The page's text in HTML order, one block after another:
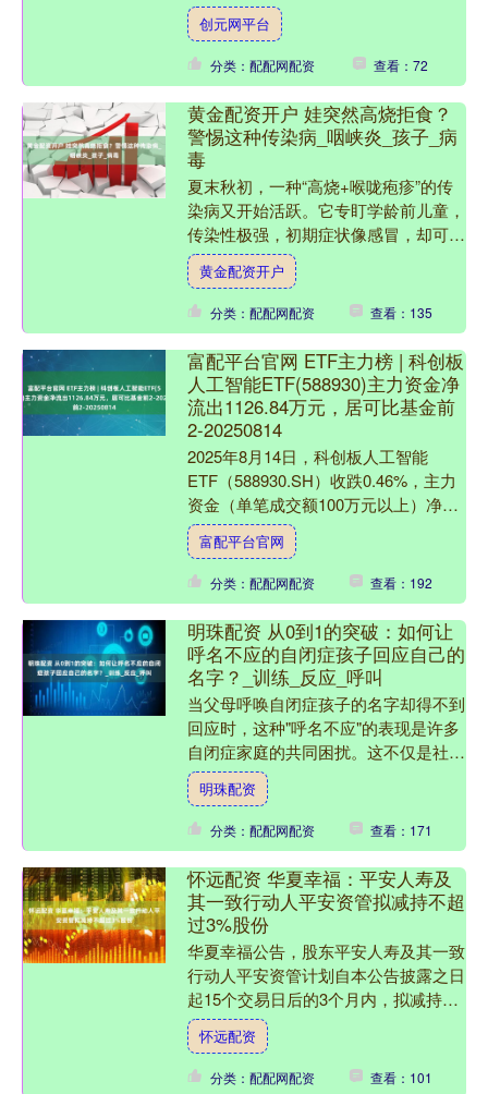
英（杭州）科技有限公司。截至本公告
披露日，....
创元网平台
分类：配配网配资 查看：72
黄金配资开户 娃突然高烧拒食？
警惕这种传染病_咽峡炎_孩子_病
毒
夏末秋初，一种“高烧+喉咙疱疹”的传
染病又开始活跃。它专盯学龄前儿童，
传染性极强，初期症状像感冒，却可能
让孩子疼到拒绝喝水吃饭。这就是疱疹
性咽峡炎。 一、什么是....
黄金配资开户
分类：配配网配资 查看：135
富配平台官网 ETF主力榜 | 科创板
人工智能ETF(588930)主力资金净
流出1126.84万元，居可比基金前
2-20250814
2025年8月14日，科创板人工智能
ETF（588930.SH）收跌0.46%，主力
资金（单笔成交额100万元以上）净流
出1126.84万元，居可比基金前2。 ....
富配平台官网
分类：配配网配资 查看：192
明珠配资 从0到1的突破：如何让
呼名不应的自闭症孩子回应自己的
名字？_训练_反应_呼叫
当父母呼唤自闭症孩子的名字却得不到
回应时，这种"呼名不应"的表现是许多
自闭症家庭的共同困扰。这不仅是社交
障碍的典型特征，更直接影响孩子的安
全意识和学习能力。以下....
明珠配资
分类：配配网配资 查看：171
怀远配资 华夏幸福：平安人寿及
其一致行动人平安资管拟减持不超
过3%股份
华夏幸福公告，股东平安人寿及其一致
行动人平安资管计划自本公告披露之日
起15个交易日后的3个月内，拟减持所
持股份不超过117411610股，占公司总
股本比例不超过....
怀远配资
分类：配配网配资 查看：101